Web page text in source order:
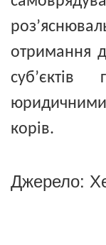
отримання
корів.
Джерело: